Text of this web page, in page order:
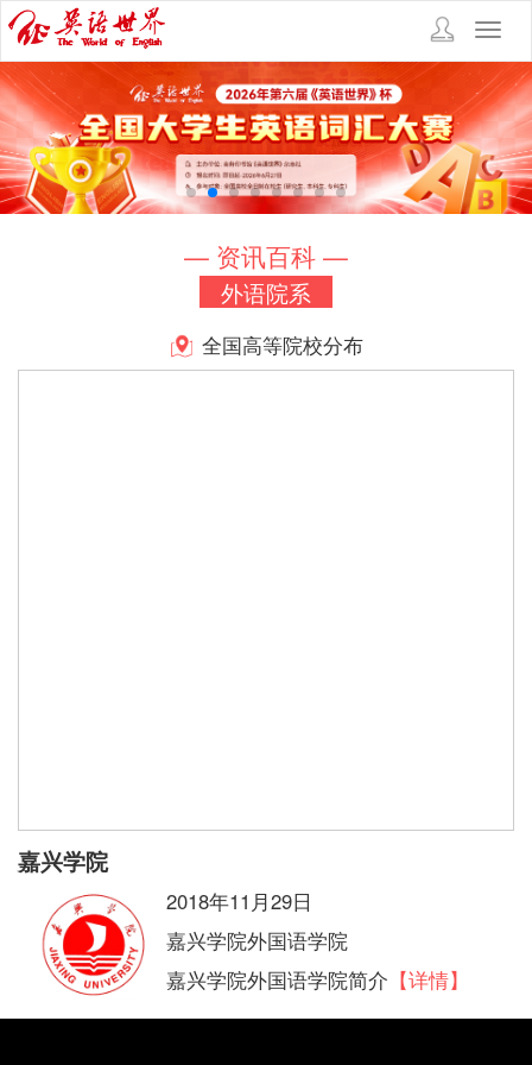
— 资讯百科 —
外语院系
全国高等院校分布
嘉兴学院
2018年11月29日
嘉兴学院外国语学院
嘉兴学院外国语学院简介 【详情】